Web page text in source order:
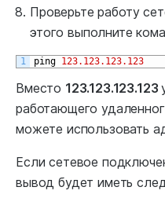
Проверьте работу
этого выполните
1 ping 123.123.123.123
Вместо 123.123.123.123
работающего
можете использовать
Если сетевое
вывод будет иметь